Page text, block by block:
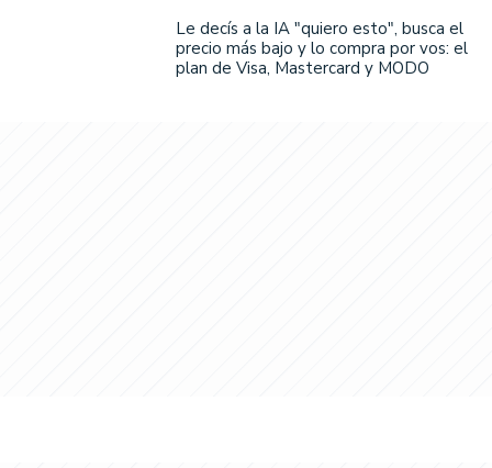
Le decís a la IA "quiero esto", busca el
precio más bajo y lo compra por vos: el
plan de Visa, Mastercard y MODO